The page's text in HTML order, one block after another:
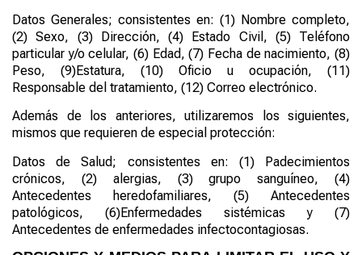
Datos Generales; consistentes en: (1) Nombre completo,
(2) Sexo, (3)Dirección, (4) Estado Civil, (5)Teléfono
particular y/o celular, (6) Edad,(7) Fecha de nacimiento,(8)
Peso, (9)Estatura, (10) Oficio u ocupación, (11)
Responsable del tratamiento, (12) Correo electrónico.
Además de los anteriores, utilizaremos los siguientes,
mismos que requieren de especial protección:
Datos de Salud; consistentes en: (1)Padecimientos
crónicos, (2)alergias, (3)grupo sanguíneo,(4)
Antecedentes heredofamiliares, (5) Antecedentes
patológicos, (6)Enfermedades sistémicas y (7)
Antecedentes de enfermedades infectocontagiosas.